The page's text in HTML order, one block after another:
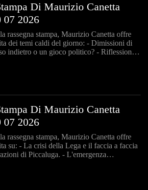
Di Maurizio Canetta
07 2026
rassegna stampa, Maurizio Canetta offre
dei temi caldi del giorno: - Dimissioni di
indietro o un gioco politico? - Riflessioni
Di Maurizio Canetta
07 2026
rassegna stampa, Maurizio Canetta offre
su: - La crisi della Lega e il faccia a faccia
di Piccaluga. - L'emergenza